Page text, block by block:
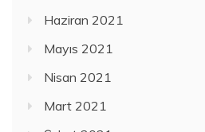
Haziran 2021
Mayıs 2021
Nisan 2021
Mart 2021